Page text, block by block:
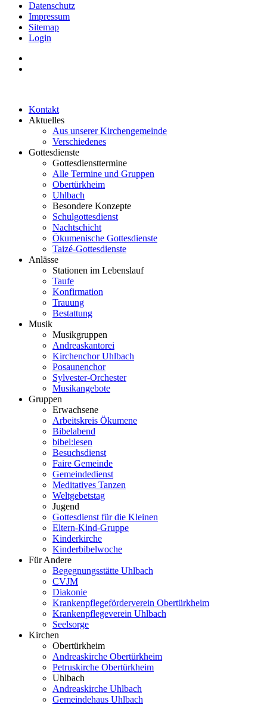
Datenschutz
Impressum
Sitemap
Login
Kontakt
Aktuelles
Aus unserer Kirchengemeinde
Verschiedenes
Gottesdienste
Gottesdiensttermine
Alle Termine und Gruppen
Obertürkheim
Uhlbach
Besondere Konzepte
Schulgottesdienst
Nachtschicht
Ökumenische Gottesdienste
Taizé-Gottesdienste
Anlässe
Stationen im Lebenslauf
Taufe
Konfirmation
Trauung
Bestattung
Musik
Musikgruppen
Andreaskantorei
Kirchenchor Uhlbach
Posaunenchor
Sylvester-Orchester
Musikangebote
Gruppen
Erwachsene
Arbeitskreis Ökumene
Bibelabend
bibel:lesen
Besuchsdienst
Faire Gemeinde
Gemeindedienst
Meditatives Tanzen
Weltgebetstag
Jugend
Gottesdienst für die Kleinen
Eltern-Kind-Gruppe
Kinderkirche
Kinderbibelwoche
Für Andere
Begegnungsstätte Uhlbach
CVJM
Diakonie
Krankenpflegeförderverein Obertürkheim
Krankenpflegeverein Uhlbach
Seelsorge
Kirchen
Obertürkheim
Andreaskirche Obertürkheim
Petruskirche Obertürkheim
Uhlbach
Andreaskirche Uhlbach
Gemeindehaus Uhlbach